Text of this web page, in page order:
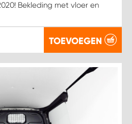
Bekleding met vloer en
TOEVOEGEN